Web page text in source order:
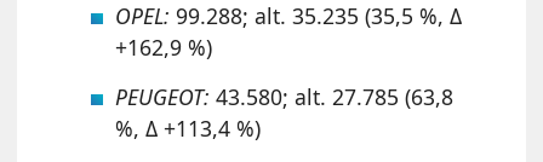
OPEL: 99.288; alt. 35.235 (35,5 %, Δ
+162,9 %)
PEUGEOT: 43.580; alt. 27.785 (63,8
%, Δ +113,4 %)